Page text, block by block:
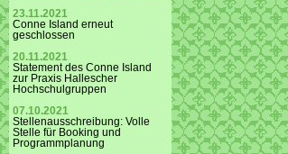
23.11.2021
Conne Island erneut
geschlossen
20.11.2021
Statement des Conne Island
zur Praxis Hallescher
Hochschulgruppen
07.10.2021
Stellenausschreibung: Volle
Stelle für Booking und
Programmplanung